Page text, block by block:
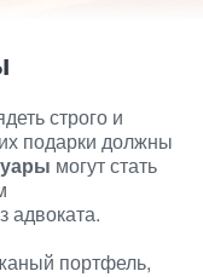
строго и
подарки должны
могут стать
адвоката.
портфель,